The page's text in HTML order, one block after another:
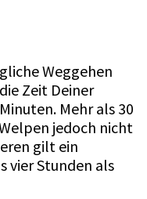
Weggehen
Zeit Deiner
Mehr als 30
jedoch nicht
gilt ein
vier Stunden als